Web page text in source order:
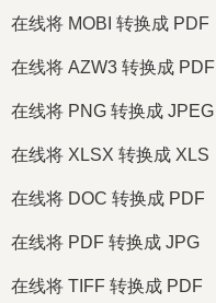
在线将 MOBI 转换成 PDF
在线将 AZW3 转换成 PDF
在线将 PNG 转换成 JPEG
在线将 XLSX 转换成 XLS
在线将 DOC 转换成 PDF
在线将 PDF 转换成 JPG
在线将 TIFF 转换成 PDF